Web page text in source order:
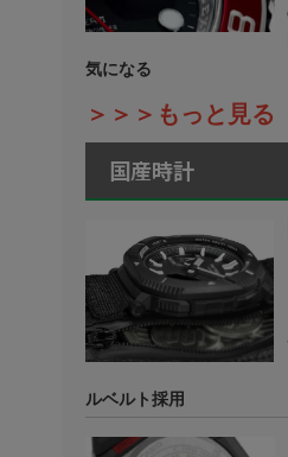
気になる
＞＞＞もっと見る
国産時計
ルベルト採用